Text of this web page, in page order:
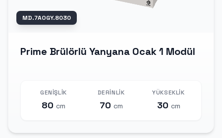
MD.7AOGY.8030
Prime Brülörlü Yanyana Ocak 1 Modül
GENIŞLIK
80 cm
DERINLIK
70 cm
YÜKSEKLIK
30 cm